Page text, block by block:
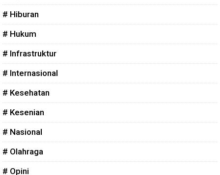
# Hiburan
# Hukum
# Infrastruktur
# Internasional
# Kesehatan
# Kesenian
# Nasional
# Olahraga
# Opini